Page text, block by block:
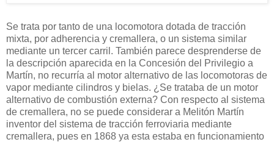
Se trata por tanto de una locomotora dotada de tracción
mixta, por adherencia y cremallera, o un sistema similar
mediante un tercer carril. También parece desprenderse de
la descripción aparecida en la Concesión del Privilegio a
Martín, no recurría al motor alternativo de las locomotoras de
vapor mediante cilindros y bielas. ¿Se trataba de un motor
alternativo de combustión externa? Con respecto al sistema
de cremallera, no se puede considerar a Melitón Martín
inventor del sistema de tracción ferroviaria mediante
cremallera, pues en 1868 ya esta estaba en funcionamiento